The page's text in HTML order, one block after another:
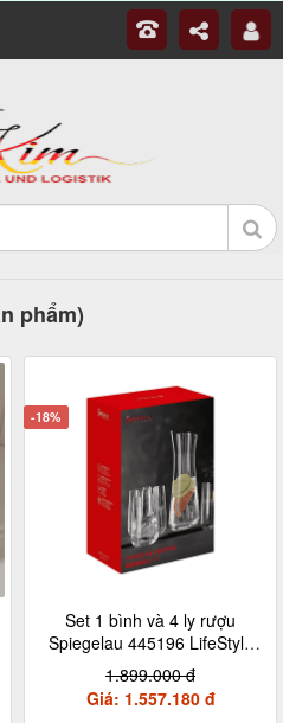
phẩm)
-18%
Set 1 bình và 4 ly rượu
Spiegelau 445196 LifeStyle
Refresh
1.899.000 đ
Giá: 1.557.180 đ